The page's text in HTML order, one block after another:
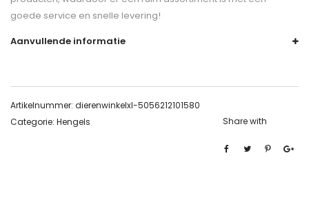
goede service en snelle levering!
Aanvullende informatie
Artikelnummer: dierenwinkelxl-5056212101580
Categorie: Hengels Share with